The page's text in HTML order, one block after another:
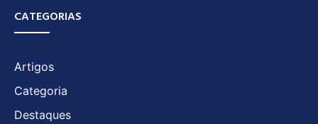
CATEGORIAS
Artigos
Categoria
Destaques